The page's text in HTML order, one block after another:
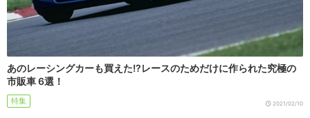
あのレーシングカーも買えた!?レースのためだけに作られた究極の
市販車 6選！
特集 2021/02/10